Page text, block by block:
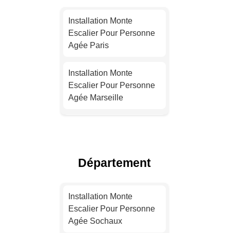
Installation Monte
Escalier Pour Personne
Agée Paris
Installation Monte
Escalier Pour Personne
Agée Marseille
Département
Installation Monte
Escalier Pour Personne
Agée Sochaux